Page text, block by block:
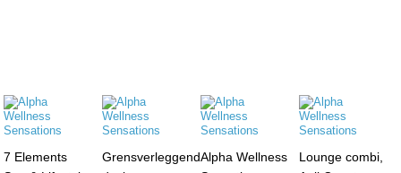
7 Elements
GrensverleggendAlpha Wellness
Lounge combi,